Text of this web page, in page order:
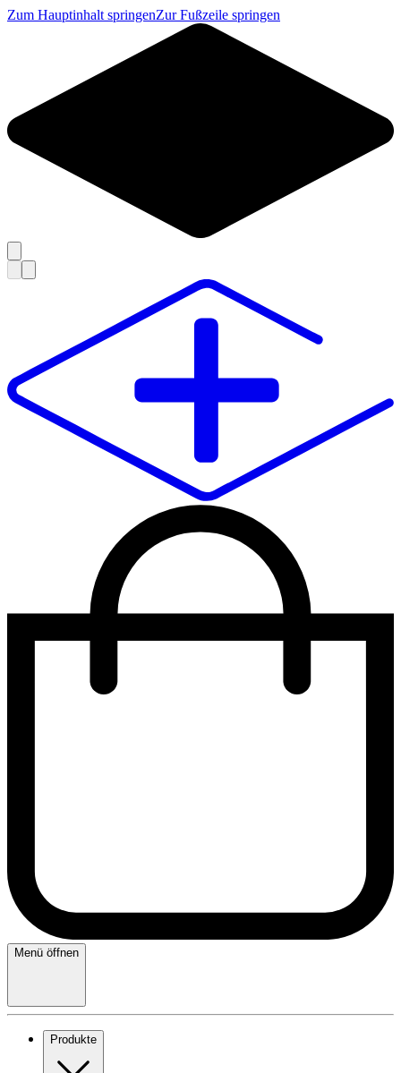
Zum Hauptinhalt springenZur Fußzeile springen
Menü öffnen
Produkte